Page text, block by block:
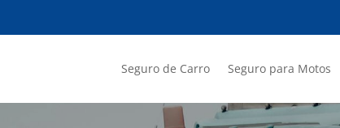
Seguro de Carro Seguro para Motos